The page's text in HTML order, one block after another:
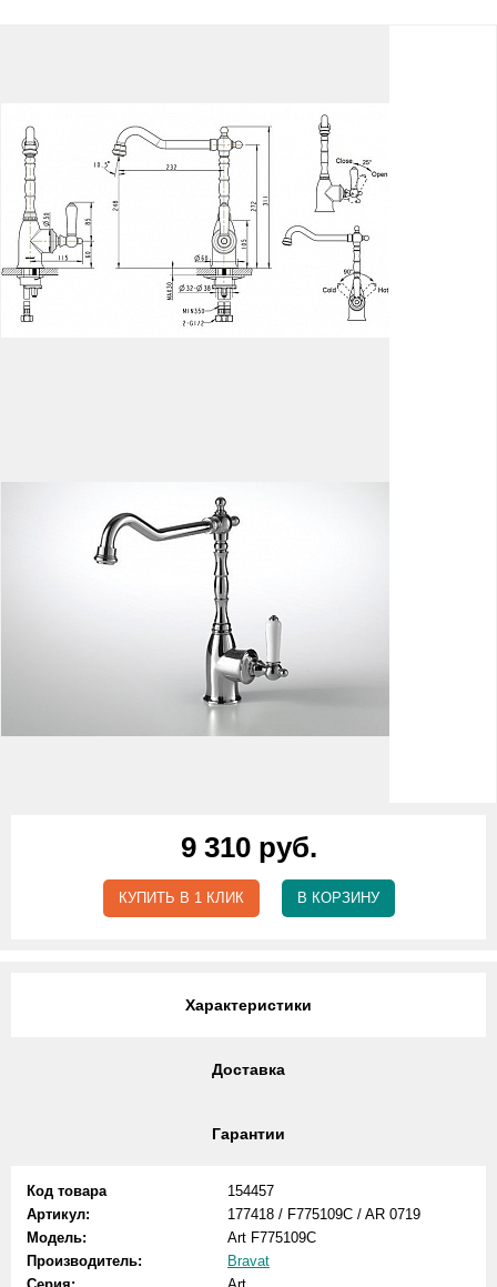
9 310 руб.
КУПИТЬ В 1 КЛИК В КОРЗИНУ
Характеристики
Доставка
Гарантии
Код товара
154457
Артикул:
177418 / F775109C / AR 0719
Модель:
Art F775109C
Производитель:
Bravat